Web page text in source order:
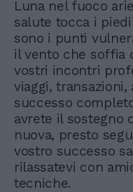
Luna nel fuoco
salute tocca i
sono i punti
il vento che soffia
vostri incontri
viaggi,
successo
avrete il sostegno
nuova, presto
vostro successo
rilassatevi con
tecniche.